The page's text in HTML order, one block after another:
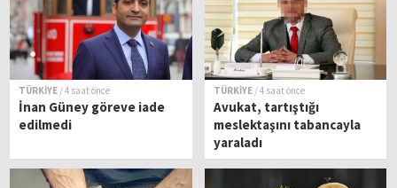
TÜRKİYE / 4 saat önce
İnan Güney göreve iade
edilmedi
TÜRKİYE / 4 saat önce
Avukat, tartıştığı
meslektaşını tabancayla
yaraladı